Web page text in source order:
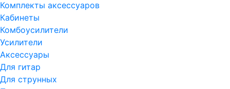
Комплекты аксессуаров
Кабинеты
Комбоусилители
Усилители
Аксессуары
Для гитар
Для струнных